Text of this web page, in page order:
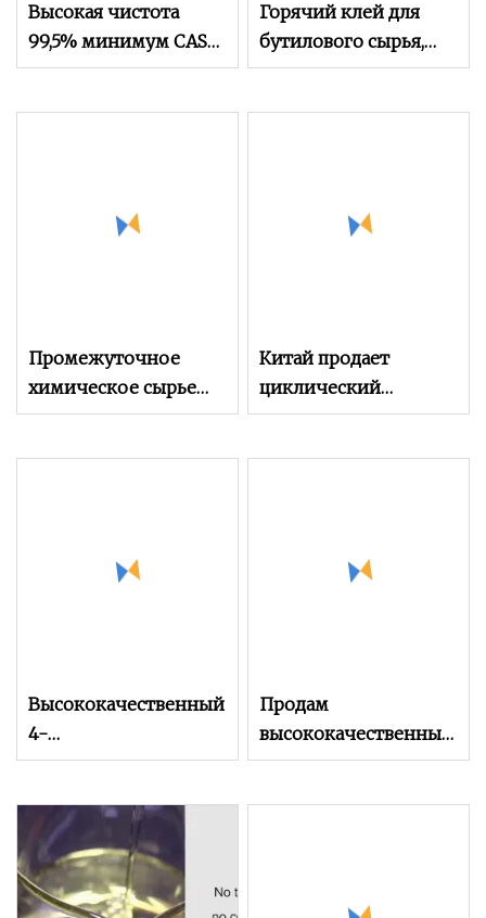
Высокая чистота
99,5% минимум CAS
141-32-2
Горячий клей для
бутилового сырья,
чистота 99% CAS 141-
Промежуточное
химическое сырье
CAS 141-32-2
Китай продает
циклический
триметилопропановый
Высококачественный
4-
гидроксибутилакрилат,
производитель
Продам
высококачественный
этил-а-крилат Ea